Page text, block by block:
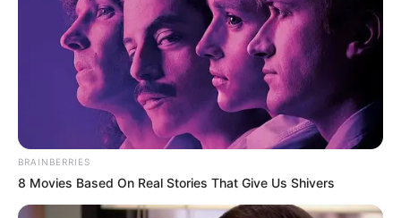
BRAINBERRIES
8 Movies Based On Real Stories That Give Us Shivers